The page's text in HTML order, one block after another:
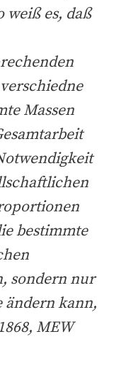
weiß es, daß
Massen
bestimmte
sondern nur
ändern kann,
MEW